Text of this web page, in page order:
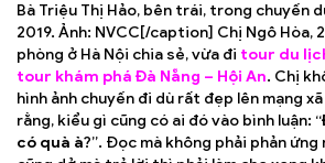
Bà Triệu Thị Hảo, bên trái, trong chuyến
2019. Ảnh: NVCC[/caption] Chị Ngô Hòa,
phòng ở Hà Nội chia sẻ, vừa đi tour du
tour khám phá Đà Nẵng – Hội An. Chị
hình ảnh chuyến đi dù rất đẹp lên mạng
rằng, kiểu gì cũng có ai đó vào bình luận: “
có quà à?”. Đọc mà không phải phản